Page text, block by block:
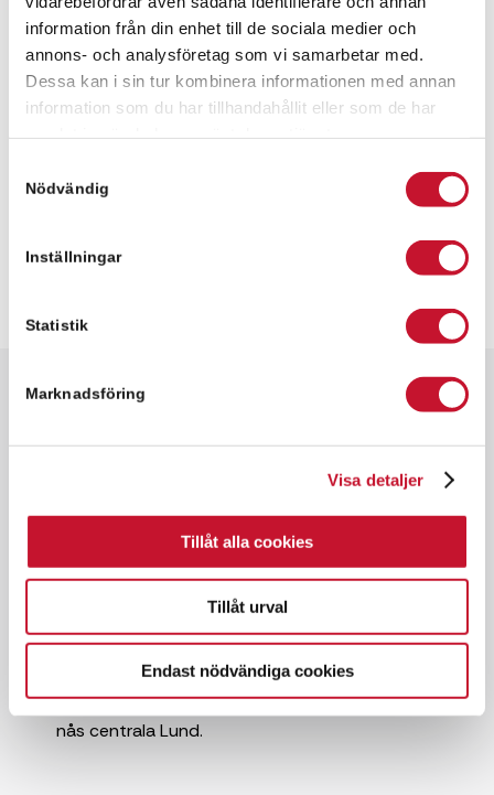
information från din enhet till de sociala medier och
annons- och analysföretag som vi samarbetar med.
Dessa kan i sin tur kombinera informationen med annan
information som du har tillhandahållit eller som de har
Nödvändig
Inställningar
Statistik
Marknadsföring
Visa detaljer
Tillåt alla cookies
Tillåt urval
Endast nödvändiga cookies
Meddelande
Snabbfakta
✓ Hyresrätt
✓ Goda kommunikationer
Området Gastelyckan är ett ständigt
sydöstra Lund. Området är idag lika stort som
Lunds stadskärna. På fem minuters bilavstånd
nås centrala Lund.